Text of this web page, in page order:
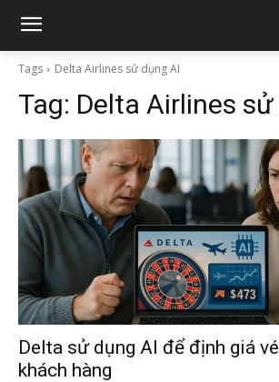
Tags Delta Airlines sử dụng AI
Tag: Delta Airlines
Delta sử dụng AI để định giá
khách hàng